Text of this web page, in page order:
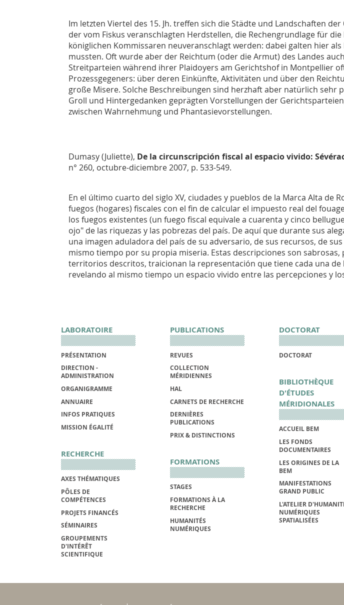
Im letzten Viertel des 15. Jh. treffen sich die Städte und Landschaften
der vom Fiskus veranschlagten Herdstellen, die Rechengrundlage für
königlichen Kommissaren neuveranschlagt werden: dabei galten hier
mussten. Oft wurde aber der Reichtum (oder die Armut) des Landes
Streitparteien während ihrer Plaidoyers am Gerichtshof in Montpellier
Prozessgegeners: über deren Einkünfte, Aktivitäten und über den
große Misere. Solche Beschreibungen sind herzhaft aber natürlich
Groll und Hintergedanken geprägten Vorstellungen der
zwischen Wahrnehmung und Phantasievorstellungen.
Dumasy (Juliette), De la circunscripción fiscal al espacio vivido:
n° 260, octubre-diciembre 2007, p. 533-549.
En el último cuarto del siglo XV, ciudades y pueblos de la Marca Alta
fuegos (hogares) fiscales con el fin de calcular el impuesto real del
los fuegos existentes (un fuego fiscal equivale a cuarenta y cinco
ojo" de las riquezas y las pobrezas del país. De aquí que durante sus
una imagen aduladora del país de su adversario, de sus recursos, de
mismo tiempo por su propia miseria. Estas descripciones son
territorios descritos, traicionan la representación que tiene cada una
revelando al mismo tiempo un espacio vivido entre las percepciones y
LABORATOIRE
PRÉSENTATION
DIRECTION -
ADMINISTRATION
ORGANIGRAMME
ANNUAIRE
INFOS PRATIQUES
MISSION ÉGALITÉ
RECHERCHE
AXES THÉMATIQUES
PÔLES DE
COMPÉTENCES
PROJETS FINANCÉS
SÉMINAIRES
GROUPEMENTS
D'INTÉRÊT
SCIENTIFIQUE
PUBLICATIONS
REVUES
COLLECTION
MÉRIDIENNES
HAL
CARNETS DE RECHERCHE
DERNIÈRES
PUBLICATIONS
PRIX & DISTINCTIONS
FORMATIONS
STAGES
FORMATIONS À LA
RECHERCHE
HUMANITÉS
NUMÉRIQUES
DOCTORAT
DOCTORAT
BIBLIOTHÈQUE
D'ÉTUDES
MÉRIDIONALES
ACCUEIL BEM
LES FONDS
DOCUMENTAIRES
LES ORIGINES DE LA
BEM
MANIFESTATIONS
GRAND PUBLIC
L'ATELIER
NUMÉRIQUES
SPATIALISÉES